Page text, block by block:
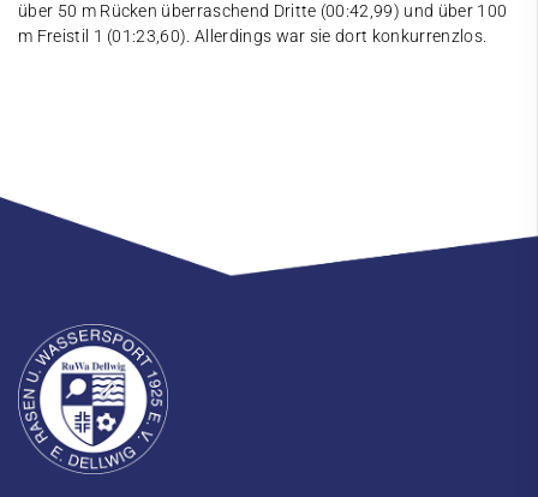
über 50 m Rücken überraschend Dritte (00:42,99) und über 100
m Freistil 1 (01:23,60). Allerdings war sie dort konkurrenzlos.